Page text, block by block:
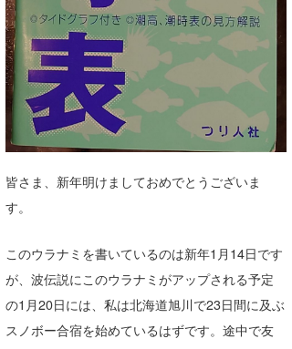
皆さま、新年明けましておめでとうございま
す。
このウラナミを書いているのは新年1月14日です
が、波伝説にこのウラナミがアップされる予定
の1月20日には、私は北海道旭川で23日間に及ぶ
スノボー合宿を始めているはずです。途中で友
CBA Films
熊谷素子
田原啓江
植村未来
NOBUFUKU
大野”MAR”修聖
chan-U
ECE
G◎Da
H
MIN
mitz